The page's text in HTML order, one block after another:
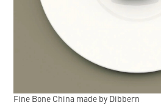
Fine Bone China made by Dibbern